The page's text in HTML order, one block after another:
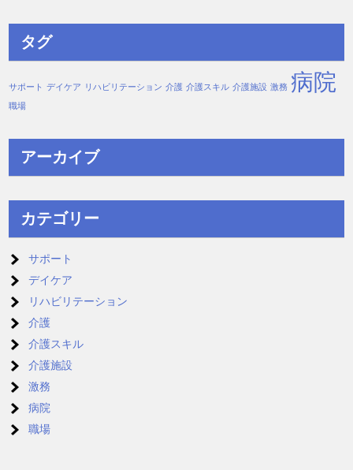
タグ
サポート デイケア リハビリテーション 介護 介護スキル 介護施設 激務 病院
職場
アーカイブ
カテゴリー
サポート
デイケア
リハビリテーション
介護
介護スキル
介護施設
激務
病院
職場